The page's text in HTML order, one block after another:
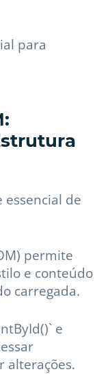
para
de
permite
e conteúdo
carregada.
e
alterações.